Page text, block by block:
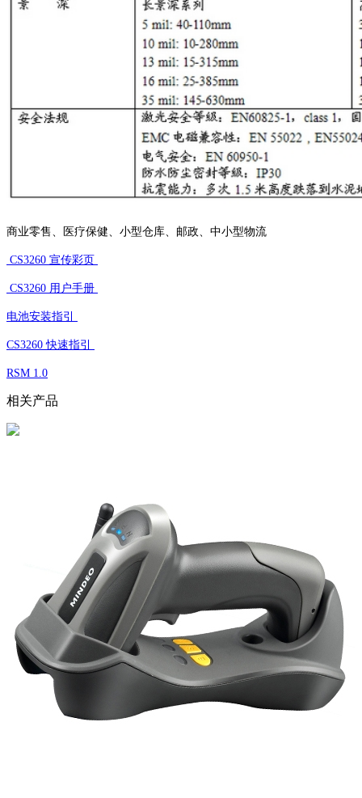
商业零售、医疗保健、小型仓库、邮政、中小型物流
CS3260 宣传彩页
CS3260 用户手册
电池安装指引
CS3260 快速指引
RSM 1.0
相关产品